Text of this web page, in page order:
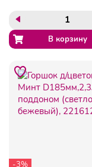
221615001/00
-3%